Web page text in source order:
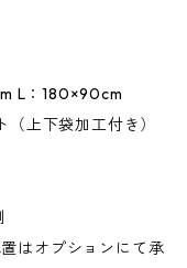
L：180×90cm
上下袋加工付き）
はオプションにて承